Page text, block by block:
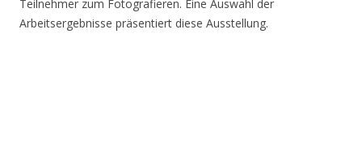
Teilnehmer zum Fotografieren. Eine Auswahl der
Arbeitsergebnisse präsentiert diese Ausstellung.